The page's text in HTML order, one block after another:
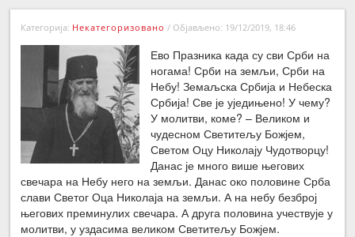
←Претходна вест
Следећа вест →
Категорија: Некатегоризовано / Објављено: 19/12/2019, 18:46
Ево Празника када су сви Срби на
ногама! Срби на земљи, Срби на
Небу! Земаљска Србија и Небеска
Србија! Све је уједињено! У чему?
У молитви, коме? – Великом и
чудесном Светитељу Божјем,
Светом Оцу Николају Чудотворцу!
Данас је много више његових
свечара на Небу него на земљи. Данас око половине Срба
слави Светог Оца Николаја на земљи. А на небу безброј
његових преминулих свечара. А друга половина учествује у
молитви, у уздасима великом Светитељу Божјем.